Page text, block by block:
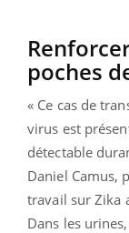
poches
« Ce cas de
virus est
détectable
Daniel Camus,
travail sur Zika
Dans les